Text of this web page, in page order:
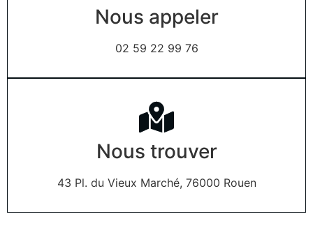
Nous appeler
02 59 22 99 76
Nous trouver
43 Pl. du Vieux Marché, 76000 Rouen